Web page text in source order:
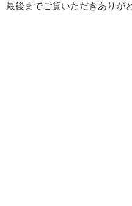
最後までご覧いただきありが